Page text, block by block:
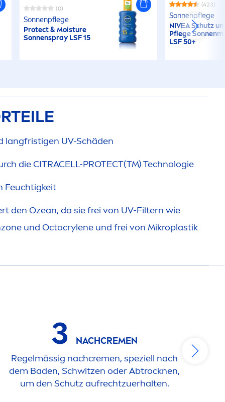
(0)
Sonnenpflege
Protect& Moisture
Sonnenspray LSF 15
(423)
Sonnenpflege
NIVEASchutz
Pflege
LSF 50+
langfristigen UV-Schäden
die CITRACELL-PROTECT(TM) Technologie
Feuchtigkeit
den Ozean, da sie frei von UV-Filtern wie
und Octocrylene und frei von Mikroplastik
3 NACHCREMEN
Regelmässig nachcremen, speziell nach
dem Baden, Schwitzen oder Abtrocknen,
um den Schutz aufrechtzuerhalten.